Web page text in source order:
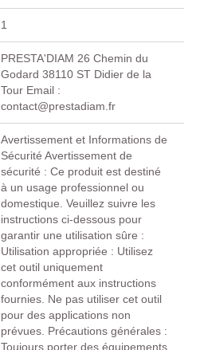
1
PRESTA'DIAM 26 Chemin du
Godard 38110 ST Didier de la
Tour Email :
contact@prestadiam.fr
Avertissement et Informations de
Sécurité Avertissement de
sécurité : Ce produit est destiné
à un usage professionnel ou
domestique. Veuillez suivre les
instructions ci-dessous pour
garantir une utilisation sûre :
Utilisation appropriée : Utilisez
cet outil uniquement
conformément aux instructions
fournies. Ne pas utiliser cet outil
pour des applications non
prévues. Précautions générales :
Toujours porter des équipements